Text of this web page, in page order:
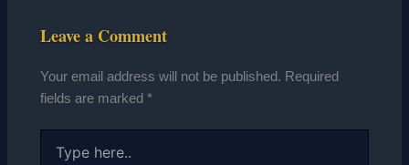
Leave a Comment
Your email address will not be published. Required
fields are marked*
here..